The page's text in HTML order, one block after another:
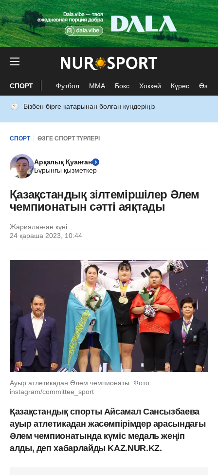
СПОРТ Футбол ММА Бокс Хоккей Күрес Өзге
Бізбен бірге қатарынан болған күндеріңіз
СПОРТ ӨЗГЕ СПОРТ ТҮРЛЕРІ
Арқалық Қуанған
Бұрынғы қызметкер
Қазақстандық зілтеміршілер Әлем
чемпионатын сәтті аяқтады
Жарияланған күні:
24 қараша 2023, 10:44
Ауыр атлетикадан Әлем чемпионаты. Фото:
instagram/committee_sport
Қазақстандық спорты Айсамал Сансызбаева
ауыр атлетикадан жасөмпірімдер арасындағы
Әлем чемпионатында күміс медаль жеңіп
алды, деп хабарлайды KAZ.NUR.KZ.